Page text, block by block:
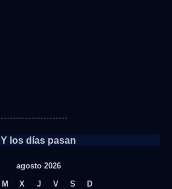
Y los días pasan
agosto 2026
M X J V S
D